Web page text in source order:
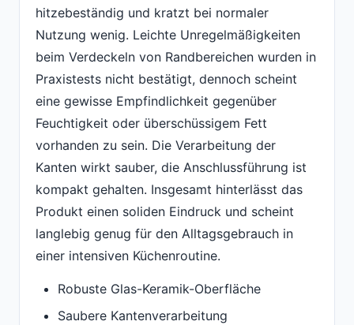
hitzebeständig und kratzt bei normaler
Nutzung wenig. Leichte Unregelmäßigkeiten
beim Verdeckeln von Randbereichen wurden in
Praxistests nicht bestätigt, dennoch scheint
eine gewisse Empfindlichkeit gegenüber
Feuchtigkeit oder überschüssigem Fett
vorhanden zu sein. Die Verarbeitung der
Kanten wirkt sauber, die Anschlussführung ist
kompakt gehalten. Insgesamt hinterlässt das
Produkt einen soliden Eindruck und scheint
langlebig genug für den Alltagsgebrauch in
einer intensiven Küchenroutine.
Robuste Glas-Keramik-Oberfläche
Saubere Kantenverarbeitung